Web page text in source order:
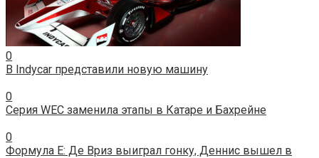
0
В Indycar представили новую машину
0
Серия WEC заменила этапы в Катаре и Бахрейне
0
Формула E: Де Вриз выиграл гонку, Деннис вышел в